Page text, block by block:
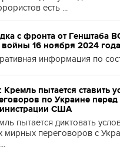
есть ...
с фронта от Генштаба
16 ноября 2024 года
информация по
Кремль пытается ставить
по Украине
США
пытается диктовать
мирных переговоров с